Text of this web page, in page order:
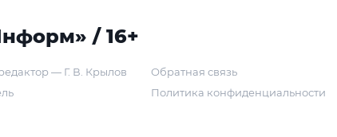
/ 16+
— Г. В. Крылов
Обратная связь
Политика конфиденциальности